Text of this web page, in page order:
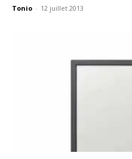
Tonio - 12 juillet 2013